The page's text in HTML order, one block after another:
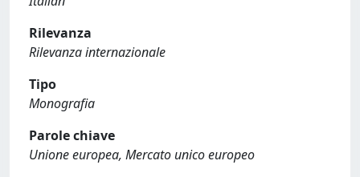
Rilevanza
Rilevanza internazionale
Tipo
Monografia
Parole chiave
Unione europea, Mercato unico europeo